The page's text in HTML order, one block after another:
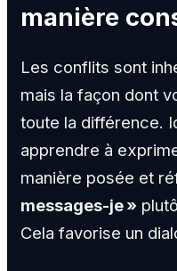
manière
Les conflits sont
mais la façon dont
toute la différence.
apprendre à
manière posée et
messages-je »
Cela favorise un